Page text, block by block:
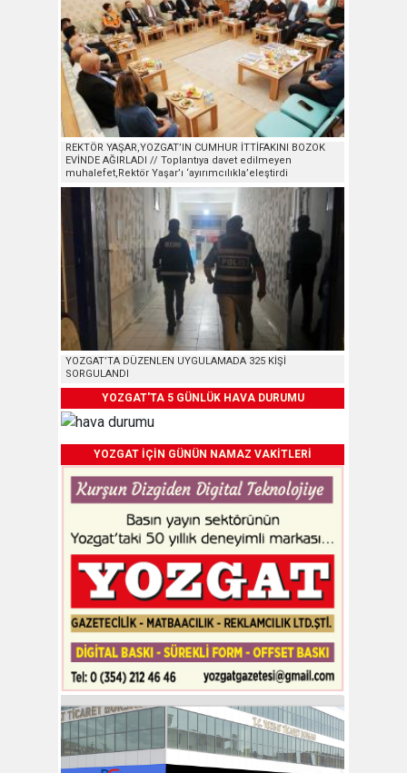
REKTÖR YAŞAR,YOZGAT’IN CUMHUR İTTİFAKINI BOZOK
EVİNDE AĞIRLADI // Toplantıya davet edilmeyen
muhalefet,Rektör Yaşar’ı ‘ayırımcılıkla’eleştirdi
YOZGAT’TA DÜZENLEN UYGULAMADA 325 KİŞİ
SORGULANDI
YOZGAT'TA 5 GÜNLÜK HAVA DURUMU
YOZGAT İÇİN GÜNÜN NAMAZ VAKİTLERİ